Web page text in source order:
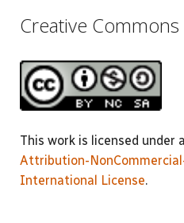
Creative
This work is licensed under a
Attribution-
International License.